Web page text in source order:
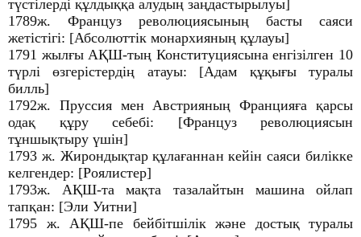
түстілерді құлдыққа алудың заңдастырылуы]
1789ж. Француз революциясының басты саяси
жетістігі: [Абсолюттік монархияның құлауы]
1791 жылғы АҚШ-тың Конституциясына енгізілген 10
түрлі өзгерістердің атауы: [Адам құқығы туралы
билль]
1792ж. Пруссия мен Австрияның Францияға қарсы
одақ құру себебі: [Француз революциясын
тұншықтыру үшін]
1793 ж. Жирондықтар құлағаннан кейін саяси билікке
келгендер: [Роялистер]
1793ж. АҚШ-та мақта тазалайтын машина ойлап
тапқан: [Эли Уитни]
1795 ж. АҚШ-пе бейбітшілік және достық туралы